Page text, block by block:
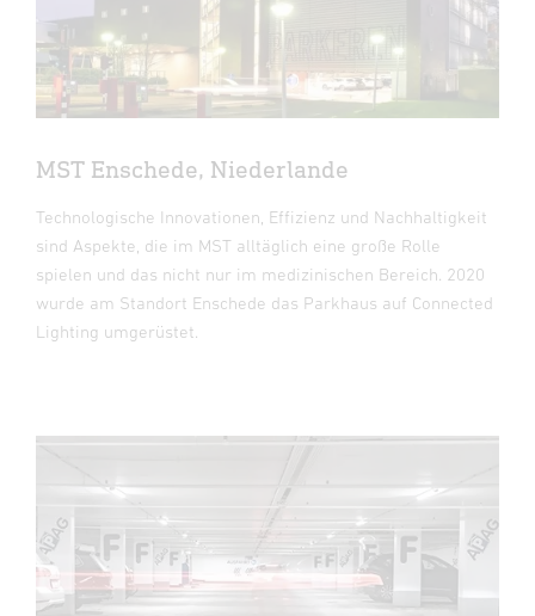
MST Enschede, Niederlande
Technologische Innovationen, Effizienz und Nachhaltigkeit
sind Aspekte, die im MST alltäglich eine große Rolle
spielen und das nicht nur im medizinischen Bereich. 2020
wurde am Standort Enschede das Parkhaus auf Connected
Lighting umgerüstet.